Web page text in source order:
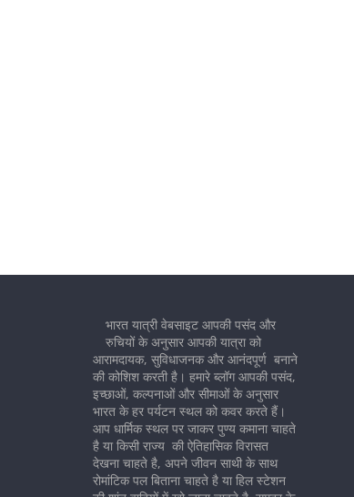
भारत यात्री वेबसाइट आपकी पसंद और
रुचियों के अनुसार आपकी यात्रा को
आरामदायक, सुविधाजनक और आनंदपूर्ण बनाने
की कोशिश करती है। हमारे ब्लॉग आपकी पसंद,
इच्छाओं, कल्पनाओं और सीमाओं के अनुसार
भारत के हर पर्यटन स्थल को कवर करते हैं।
आप धार्मिक स्थल पर जाकर पुण्य कमाना चाहते
है या किसी राज्य की ऐतिहासिक विरासत
देखना चाहते है, अपने जीवन साथी के साथ
रोमांटिक पल बिताना चाहते है या हिल स्टेशन